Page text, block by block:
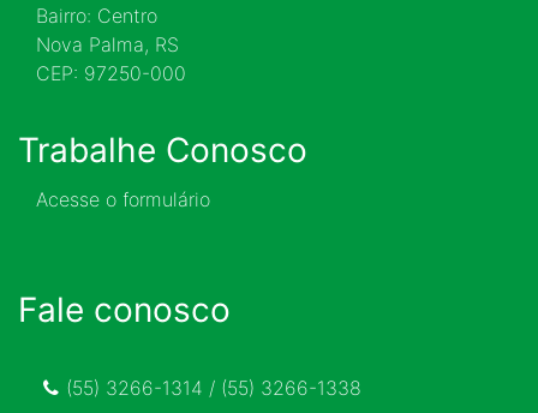
Bairro: Centro
Nova Palma, RS
CEP: 97250-000
Trabalhe Conosco
Acesse o formulário
Fale conosco
(55) 3266-1314 / (55) 3266-1338